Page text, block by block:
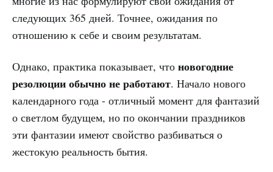
следующих 365 дней. Точнее, ожидания по
отношению к себе и своим результатам.
Однако, практика показывает, что новогодние
резолюции обычно не работают. Начало нового
календарного года - отличный момент для фантазий
о светлом будущем, но по окончании праздников
эти фантазии имеют свойство разбиваться о
жестокую реальность бытия.